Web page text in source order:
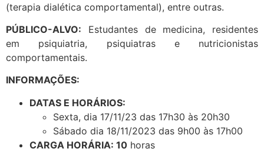
(terapia dialética comportamental), entre outras.
PÚBLICO-ALVO: Estudantes de medicina, residentes
em psiquiatria, psiquiatras e nutricionistas
comportamentais.
INFORMAÇÕES:
DATAS E HORÁRIOS:
Sexta, dia 17/11/23 das 17h30 às 20h30
Sábado dia 18/11/2023 das 9h00 às 17h00
CARGA HORÁRIA: 10 horas